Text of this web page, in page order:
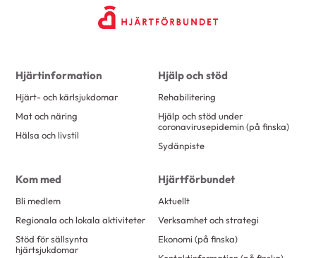
Hjärtinformation
Hjärt- och kärlsjukdomar
Mat och näring
Hälsa och livstil
Hjälp och stöd
Rehabilitering
Hjälp och stöd under
coronavirusepidemin (på finska)
Sydänpiste
Kom med
Bli medlem
Regionala och lokala aktiviteter
Stöd för sällsynta
hjärtsjukdomar
Hjärtförbundet
Aktuellt
Verksamhet och strategi
Ekonomi (på finska)